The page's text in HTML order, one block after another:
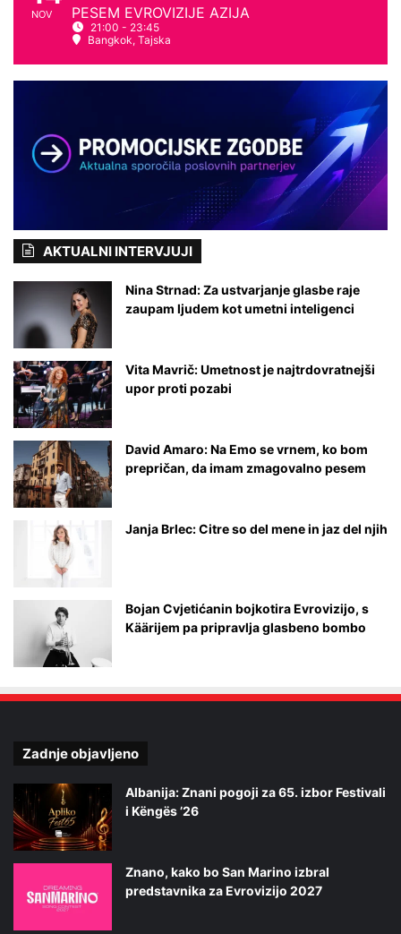
d
z
k
e
C
o
n
r
d
i
NOV PESEM EVROVIZIJE AZIJA
21:00 - 23:45
Bangkok, Tajska
AKTUALNI INTERVJUJI
Nina Strnad: Za ustvarjanje glasbe raje
zaupam ljudem kot umetni inteligenci
Vita Mavrič: Umetnost je najtrdovratnejši
upor proti pozabi
David Amaro: Na Emo se vrnem, ko bom
prepričan, da imam zmagovalno pesem
Janja Brlec: Citre so del mene in jaz del njih
Bojan Cvjetićanin bojkotira Evrovizijo, s
Käärijem pa pripravlja glasbeno bombo
Zadnje objavljeno
Albanija: Znani pogoji za 65. izbor Festivali
i Këngës ’26
Znano, kako bo San Marino izbral
predstavnika za Evrovizijo 2027